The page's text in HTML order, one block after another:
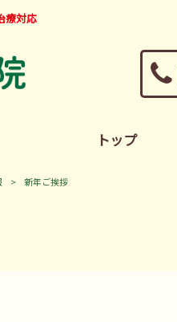
療対応
トップ
> 新年ご挨拶